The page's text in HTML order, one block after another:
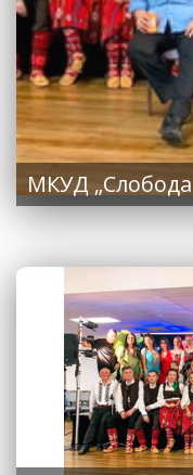
МКУД „Слобода